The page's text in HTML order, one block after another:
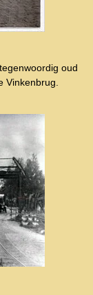
oud
Vinkenbrug.